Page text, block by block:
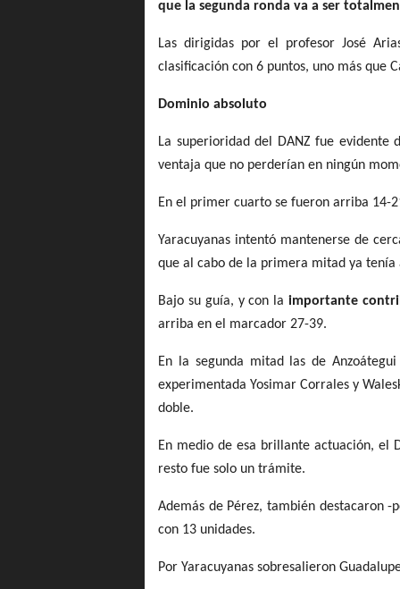
que la segunda ronda va a ser
Las dirigidas por el profesor José
clasificación con 6 puntos, uno más que
Dominio absoluto
La superioridad del DANZ fue evidente
ventaja que no perderían en ningún
En el primer cuarto se fueron arriba 14-
Yaracuyanas intentó mantenerse de
que al cabo de la primera mitad ya tenía
Bajo su guía, y con la importante
arriba en el marcador 27-39.
En la segunda mitad las de
experimentada Yosimar Corrales y
doble.
En medio de esa brillante actuación, el
resto fue solo un trámite.
Además de Pérez, también destacaron
con 13 unidades.
Por Yaracuyanas sobresalieron